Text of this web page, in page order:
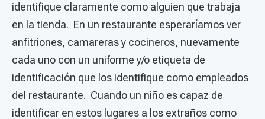
identifique claramente como alguien que trabaja
en la tienda. En un restaurante esperaríamos ver
anfitriones, camareras y cocineros, nuevamente
cada uno con un uniforme y/o etiqueta de
identificación que los identifique como empleados
del restaurante. Cuando un niño es capaz de
identificar en estos lugares a los extraños como